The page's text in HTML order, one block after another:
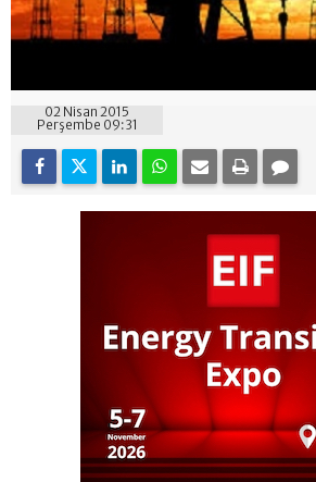
02 Nisan 2015
Perşembe 09:31